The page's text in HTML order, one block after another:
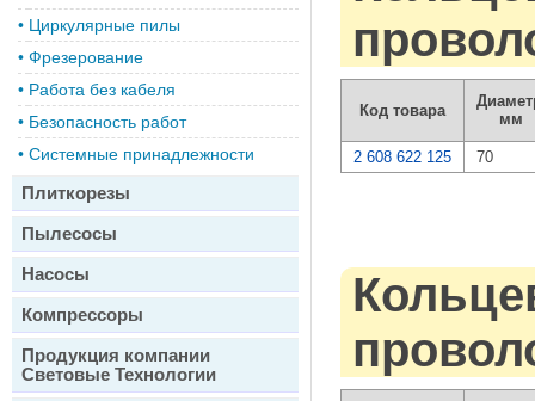
• Циркулярные пилы
• Фрезерование
• Работа без кабеля
• Безопасность работ
• Системные принадлежности
Плиткорезы
Пылесосы
Насосы
Компрессоры
Продукция компании
Световые Технологии
Код товара
мм
2 608 622 125 70